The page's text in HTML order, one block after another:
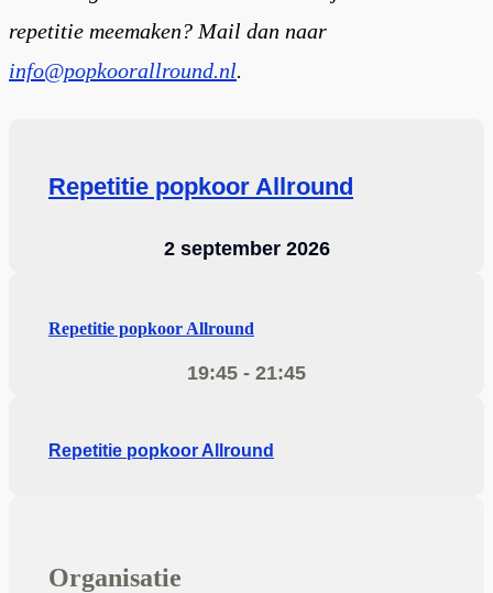
repetitie meemaken? Mail dan naar
info@popkoorallround.nl.
Repetitie popkoor Allround
2 september 2026
Repetitie popkoor Allround
19:45 - 21:45
Repetitie popkoor Allround
Organisatie